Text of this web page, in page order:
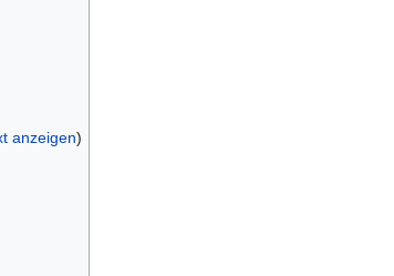
anzeigen)